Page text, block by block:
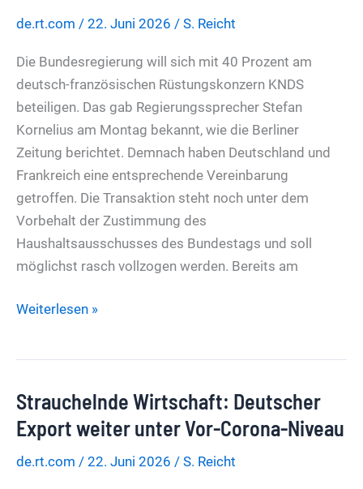
de.rt.com / 22. Juni 2026 / S. Reicht
Die Bundesregierung will sich mit 40 Prozent am
deutsch-französischen Rüstungskonzern KNDS
beteiligen. Das gab Regierungssprecher Stefan
Kornelius am Montag bekannt, wie die Berliner
Zeitung berichtet. Demnach haben Deutschland und
Frankreich eine entsprechende Vereinbarung
getroffen. Die Transaktion steht noch unter dem
Vorbehalt der Zustimmung des
Haushaltsausschusses des Bundestags und soll
möglichst rasch vollzogen werden. Bereits am
Deutsche
Bundesregierung
wird
Großaktionär
bei
Weiterlesen »
Strauchelnde Wirtschaft: Deutscher
Export weiter unter Vor-Corona-Niveau
de.rt.com / 22. Juni 2026 / S. Reicht